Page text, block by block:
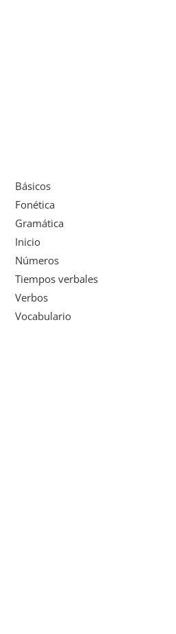
Básicos
Fonética
Gramática
Inicio
Números
Tiempos verbales
Verbos
Vocabulario